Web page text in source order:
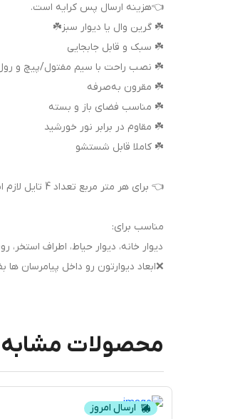
👈هزینه ارسال پس کرایه است.
☘️ گرین وال یا دیوار سبز☘️
☘️ سبک و قابل جابجایی
☘️ نصب راحت با سیم مفتول/پیچ و رول
☘️ مقرون به‌صرفه
☘️ مناسب فضای باز و بسته
☘️ مقاوم در برابر نور خورشید
☘️ کاملا قابل شستشو
👈 برای هر متر مربع تعداد 4 تایل لازم است.
مناسب برای:
دیوار خانه، دیوار حیاط، اطراف
❌ابعاد دیوارتون رو داخل پیامرسان
محصولات مشابه
ارسال امروز